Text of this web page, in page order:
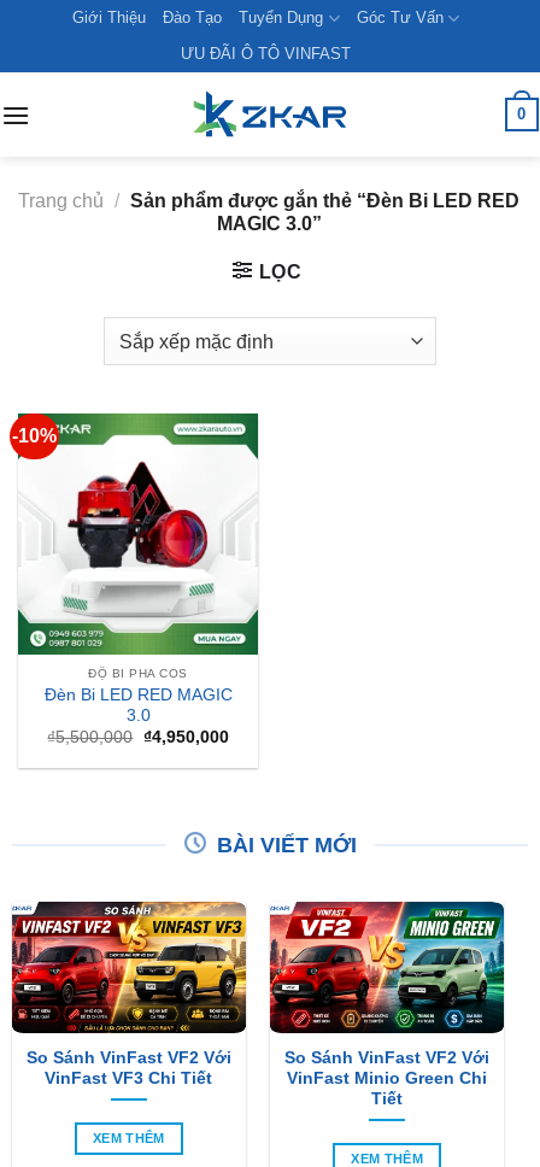
content
Giới Thiệu Đào Tạo Tuyển Dụng
Góc Tư Vấn
ƯU ĐÃI Ô TÔ VINFAST
0
Trang chủ / Sản phẩm được gắn thẻ “Đèn Bi LED RED
MAGIC 3.0”
LỌC
-10%
ĐỘ BI PHA COS
Đèn Bi LED RED MAGIC
3.0
₫5,500,000 Giá
là:
₫4,950,000Giá
tại
BÀI VIẾT MỚI
So Sánh VinFast VF2 Với
VinFast VF3 Chi Tiết
XEM THÊM
So Sánh VinFast VF2 Với
VinFast Minio Green Chi
Tiết
XEM THÊM